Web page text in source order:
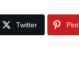
Twitter